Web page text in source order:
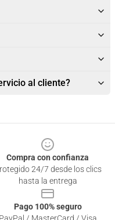
al cliente?
Compra con confianza
24/7 desde los clics
hasta la entrega
Pago 100% seguro